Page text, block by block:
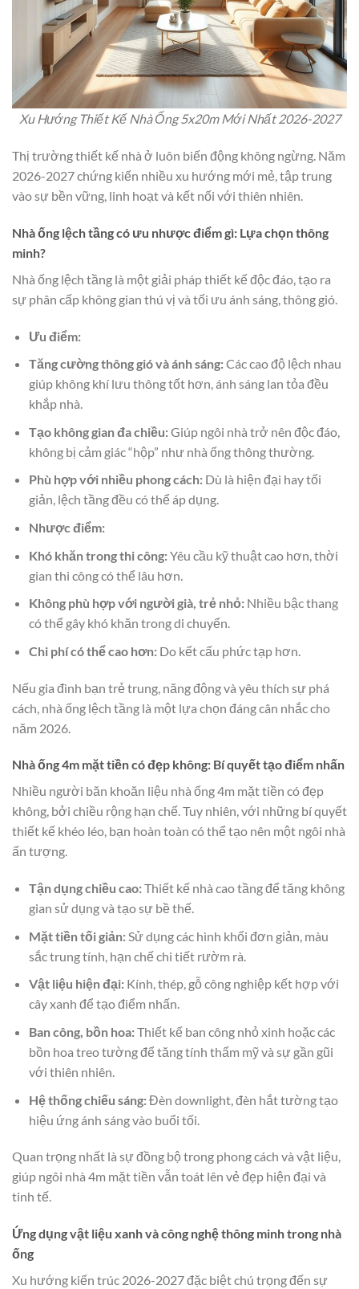
Xu Hướng Thiết Kế Nhà Ống 5x20m Mới Nhất 2026-2027
Thị trường thiết kế nhà ở luôn biến động không ngừng. Năm
2026-2027 chứng kiến nhiều xu hướng mới mẻ, tập trung
vào sự bền vững, linh hoạt và kết nối với thiên nhiên.
Nhà ống lệch tầng có ưu nhược điểm gì: Lựa chọn thông
minh?
Nhà ống lệch tầng là một giải pháp thiết kế độc đáo, tạo ra
sự phân cấp không gian thú vị và tối ưu ánh sáng, thông gió.
Ưu điểm:
Tăng cường thông gió và ánh sáng:Các cao độ lệch nhau
giúp không khí lưu thông tốt hơn, ánh sáng lan tỏa đều
khắp nhà.
Tạo không gian đa chiều:Giúp ngôi nhà trở nên độc đáo,
không bị cảm giác “hộp” như nhà ống thông thường.
Phù hợp với nhiều phong cách:Dù là hiện đại hay tối
giản, lệch tầng đều có thể áp dụng.
Nhược điểm:
Khó khăn trong thi công:Yêu cầu kỹ thuật cao hơn, thời
gian thi công có thể lâu hơn.
Không phù hợp với người già, trẻ nhỏ:Nhiều bậc thang
có thể gây khó khăn trong di chuyển.
Chi phí có thể cao hơn:Do kết cấu phức tạp hơn.
Nếu gia đình bạn trẻ trung, năng động và yêu thích sự phá
cách, nhà ống lệch tầng là một lựa chọn đáng cân nhắc cho
năm 2026.
Nhà ống 4m mặt tiền có đẹp không: Bí quyết tạo điểm nhấn
Nhiều người băn khoăn liệu nhà ống 4m mặt tiền có đẹp
không, bởi chiều rộng hạn chế. Tuy nhiên, với những bí quyết
thiết kế khéo léo, bạn hoàn toàn có thể tạo nên một ngôi nhà
ấn tượng.
Tận dụng chiều cao:Thiết kế nhà cao tầng để tăng không
gian sử dụng và tạo sự bề thế.
Mặt tiền tối giản:Sử dụng các hình khối đơn giản, màu
sắc trung tính, hạn chế chi tiết rườm rà.
Vật liệu hiện đại:Kính, thép, gỗ công nghiệp kết hợp với
cây xanh để tạo điểm nhấn.
Ban công, bồn hoa:Thiết kế ban công nhỏ xinh hoặc các
bồn hoa treo tường để tăng tính thẩm mỹ và sự gần gũi
với thiên nhiên.
Hệ thống chiếu sáng:Đèn downlight, đèn hắt tường tạo
hiệu ứng ánh sáng vào buổi tối.
Quan trọng nhất là sự đồng bộ trong phong cách và vật liệu,
giúp ngôi nhà 4m mặt tiền vẫn toát lên vẻ đẹp hiện đại và
tinh tế.
Ứng dụng vật liệu xanh và công nghệ thông minh trong nhà
ống
Xu hướng kiến trúc 2026-2027 đặc biệt chú trọng đến sự